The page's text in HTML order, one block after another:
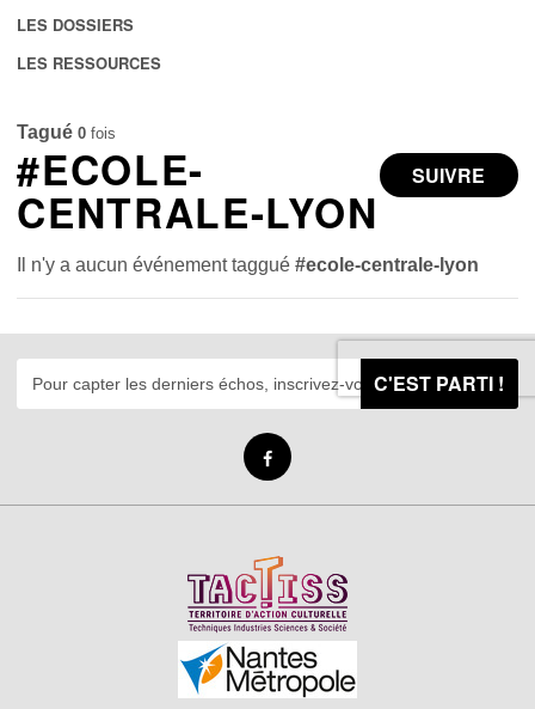
LES DOSSIERS
LES RESSOURCES
Tagué 0 fois
SUIVRE
#ECOLE-
CENTRALE-LYON
Il n'y a aucun événement taggué#ecole-centrale-lyon
C'EST PARTI !